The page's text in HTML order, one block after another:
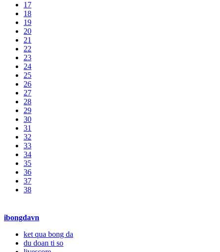
17
18
19
20
21
22
23
24
25
26
27
28
29
30
31
32
33
34
35
36
37
38
ibongdavn
ket qua bong da
du doan ti so